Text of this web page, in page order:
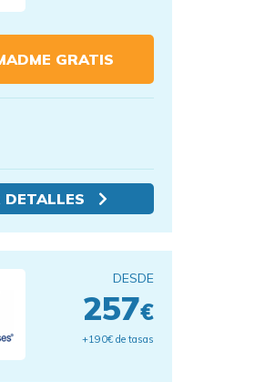
GRATIS
DETALLES
DESDE
257€
+190€ de tasas